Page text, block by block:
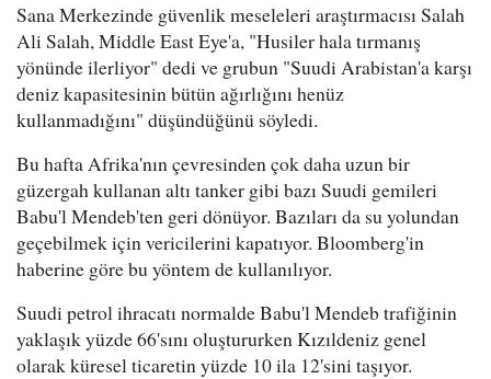
Sana Merkezinde güvenlik meseleleri araştırmacısı Salah
Ali Salah, Middle East Eye'a, "Husiler hala tırmanış
yönünde ilerliyor" dedi ve grubun "Suudi Arabistan'a karşı
deniz kapasitesinin bütün ağırlığını henüz
kullanmadığını" düşündüğünü söyledi.
Bu hafta Afrika'nın çevresinden çok daha uzun bir
güzergah kullanan altı tanker gibi bazı Suudi gemileri
Babu'l Mendeb'ten geri dönüyor. Bazıları da su yolundan
geçebilmek için vericilerini kapatıyor. Bloomberg'in
haberine göre bu yöntem de kullanılıyor.
Suudi petrol ihracatı normalde Babu'l Mendeb trafiğinin
yaklaşık yüzde 66'sını oluştururken Kızıldeniz genel
olarak küresel ticaretin yüzde 10 ila 12'sini taşıyor.